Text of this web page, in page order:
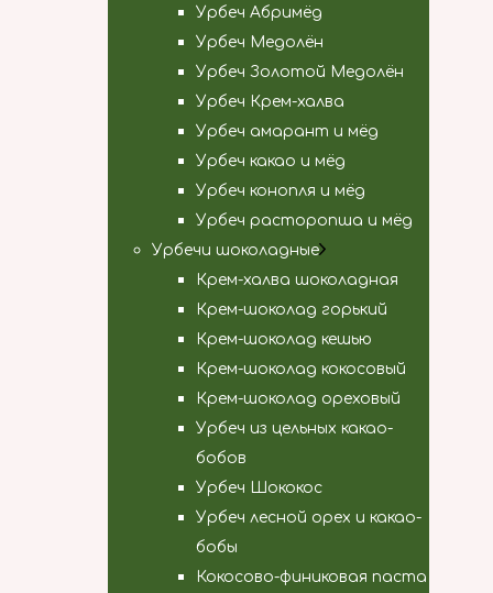
Урбеч Абримёд
Урбеч Медолён
Урбеч Золотой Медолён
Урбеч Крем-халва
Урбеч амарант и мёд
Урбеч какао и мёд
Урбеч конопля и мёд
Урбеч расторопша и мёд
Урбечи шоколадные
Крем-халва шоколадная
Крем-шоколад горький
Крем-шоколад кешью
Крем-шоколад кокосовый
Крем-шоколад ореховый
Урбеч из цельных какао-
бобов
Урбеч Шококос
Урбеч лесной орех и какао-
бобы
Кокосово-финиковая паста